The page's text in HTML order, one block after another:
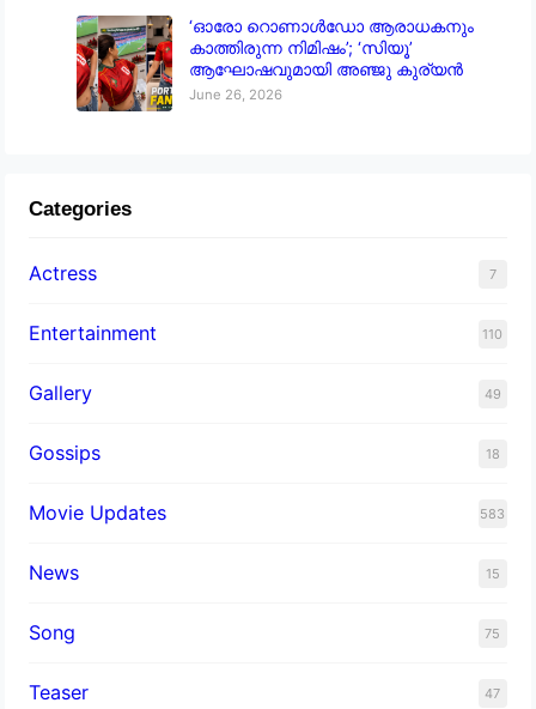
‘ഓരോ റൊണാൾഡോ ആരാധകനും
കാത്തിരുന്ന നിമിഷം’; ‘സിയൂ’
ആഘോഷവുമായി അഞ്ജു കുര്യൻ
June 26, 2026
Categories
Actress 7
Entertainment 110
Gallery 49
Gossips 18
Movie Updates 583
News 15
Song 75
Teaser 47